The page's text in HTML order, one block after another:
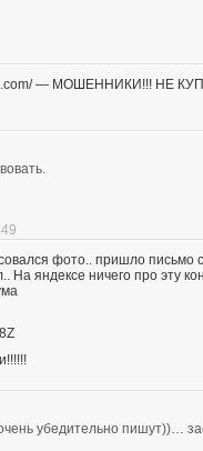
— МОШЕННИКИ!!! НЕ
фото.. пришло
На яндексе ничего про
убедительно пишут))…